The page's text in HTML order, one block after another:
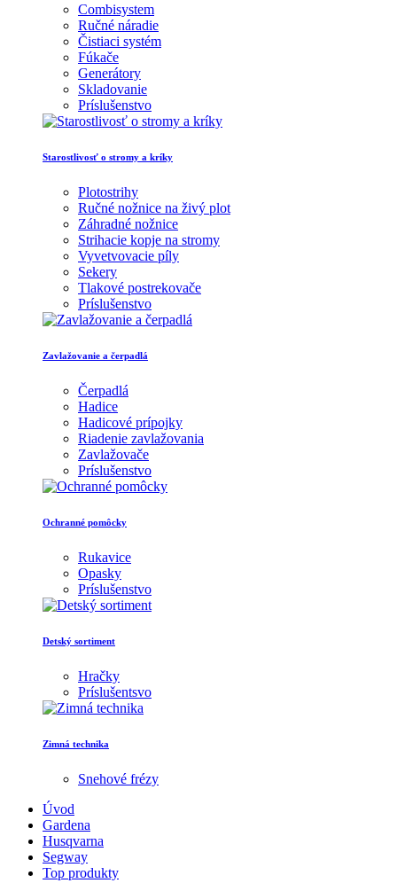
Combisystem
Ručné náradie
Čistiaci systém
Fúkače
Generátory
Skladovanie
Príslušenstvo
Starostlivosť o stromy a kríky
Plotostrihy
Ručné nožnice na živý plot
Záhradné nožnice
Strihacie kopje na stromy
Vyvetvovacie píly
Sekery
Tlakové postrekovače
Príslušenstvo
Zavlažovanie a čerpadlá
Čerpadlá
Hadice
Hadicové prípojky
Riadenie zavlažovania
Zavlažovače
Príslušenstvo
Ochranné pomôcky
Rukavice
Opasky
Príslušenstvo
Detský sortiment
Hračky
Príslušentsvo
Zimná technika
Snehové frézy
Úvod
Gardena
Husqvarna
Segway
Top produkty